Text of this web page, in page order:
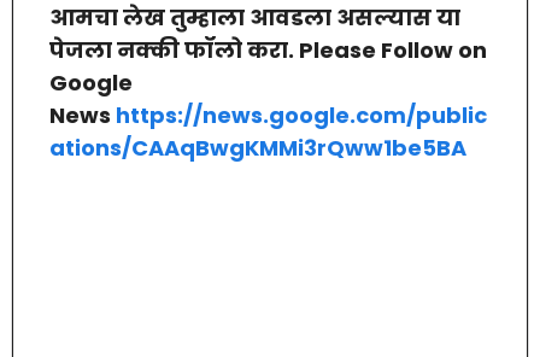
आमचा लेख तुम्हाला आवडला असल्यास या
पेजला नक्की फॉलो करा. Please Follow on
Google
News https://news.google.com/public
ations/CAAqBwgKMMi3rQww1be5BA